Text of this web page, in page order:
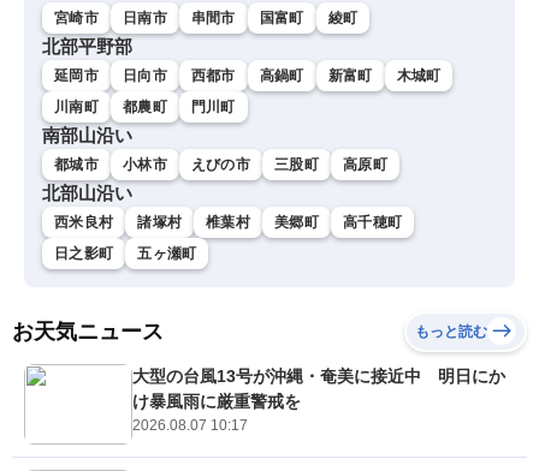
宮崎市 日南市 串間市 国富町 綾町
北部平野部
延岡市 日向市 西都市 高鍋町 新富町
木城町
川南町
都農町 門川町
南部山沿い
都城市 小林市 えびの市 三股町 高原町
北部山沿い
西米良村 諸塚村 椎葉村 美郷町
高千穂町
日之影町
五ヶ瀬町
お天気ニュース もっと読む
大型の台風13号が沖縄・奄美に接近中 明日にか
け暴風雨に厳重警戒を
2026.08.07 10:17